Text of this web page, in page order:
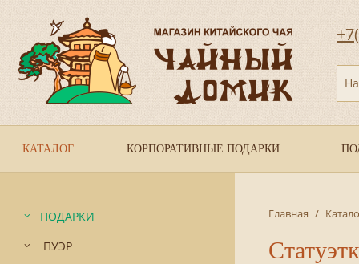
КАТАЛОГ КОРПОРАТИВНЫЕ ПОДАРКИ
ПОДАРКИ
ПУЭР
Главная /